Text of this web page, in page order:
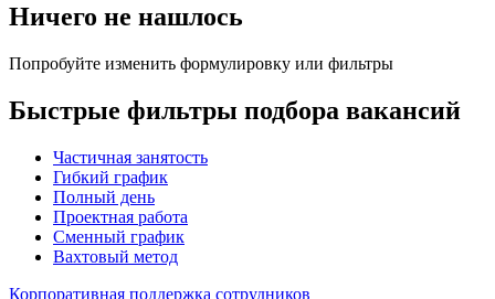
Ничего не нашлось
Попробуйте изменить формулировку или фильтры
Быстрые фильтры подбора вакансий
Частичная занятость
Гибкий график
Полный день
Проектная работа
Сменный график
Вахтовый метод
Корпоративная поддержка сотрудников